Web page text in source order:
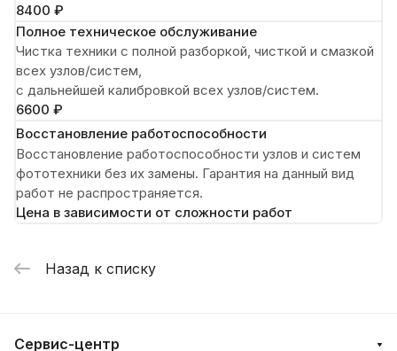
8400 ₽
Полное техническое обслуживание
Чистка техники с полной разборкой, чисткой и смазкой
всех узлов/систем,
с дальнейшей калибровкой всех узлов/систем.
6600 ₽
Восстановление работоспособности
Восстановление работоспособности узлов и систем
фототехники без их замены. Гарантия на данный вид
работ не распространяется.
Цена в зависимости от сложности работ
Назад к списку
Сервис-центр